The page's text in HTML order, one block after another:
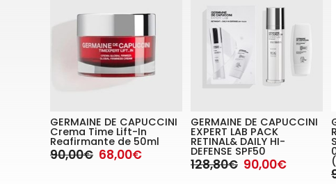
GERMAINE DE CAPUCCINI
Crema Time Lift-In
Reafirmante de 50ml
90,00€ 68,00€
GERMAINE DE CAPUCCINI
EXPERT LAB PACK
RETINAL& DAILY HI-
DEFENSE SPF50
128,80€ 90,00€